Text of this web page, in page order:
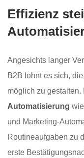
Effizienz
Angesichts langer
B2B lohnt es sich,
möglich zu
Automatisierung
und Marketing-
Routineaufgaben zu
erste